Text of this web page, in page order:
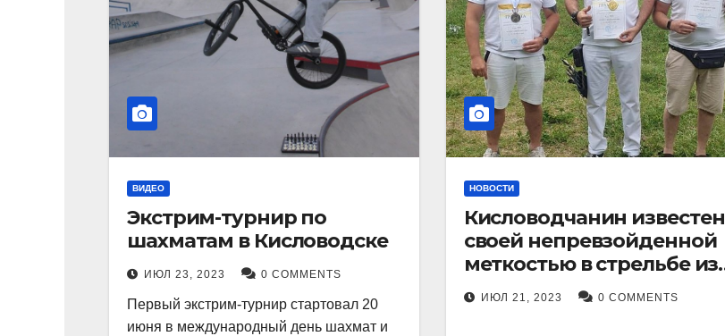
ВИДЕО
Экстрим-турнир по
шахматам в Кисловодске
ИЮЛ 23, 2023 0 COMMENTS
Первый экстрим-турнир стартовал 20
июня в международный день шахмат и
НОВОСТИ
Кисловодчанин известен
своей непревзойденной
меткостью в стрельбе из
лука, и его успехи
прославили его в
ИЮЛ 21, 2023 0 COMMENTS